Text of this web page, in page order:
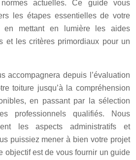
actuelles. Ce guide vous
les étapes essentielles de votre
en mettant en lumière les aides
et les critères primordiaux pour un
accompagnera depuis l’évaluation
toiture jusqu’à la compréhension
en passant par la sélection
professionnels qualifiés. Nous
les aspects administratifs et
puissiez mener à bien votre projet
objectif est de vous fournir un guide